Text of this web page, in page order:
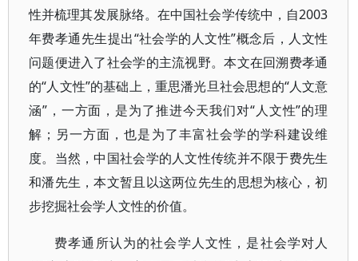
性并梳理其发展脉络。在中国社会学传统中，自2003
年费孝通先生提出“社会学的人文性”概念后，人文性
问题便进入了社会学的主流视野。本文在回溯费孝通
的“人文性”的基础上，重思潘光旦社会思想的“人文意
涵”，一方面，是为了推进今天我们对“人文性”的理
解；另一方面，也是为了丰富社会学的学科建设维
度。当然，中国社会学的人文性传统并不限于费先生
和潘先生，本文暂且以这两位先生的思想为核心，初
步挖掘社会学人文性的价值。
费孝通所认为的社会学人文性，是社会学对人